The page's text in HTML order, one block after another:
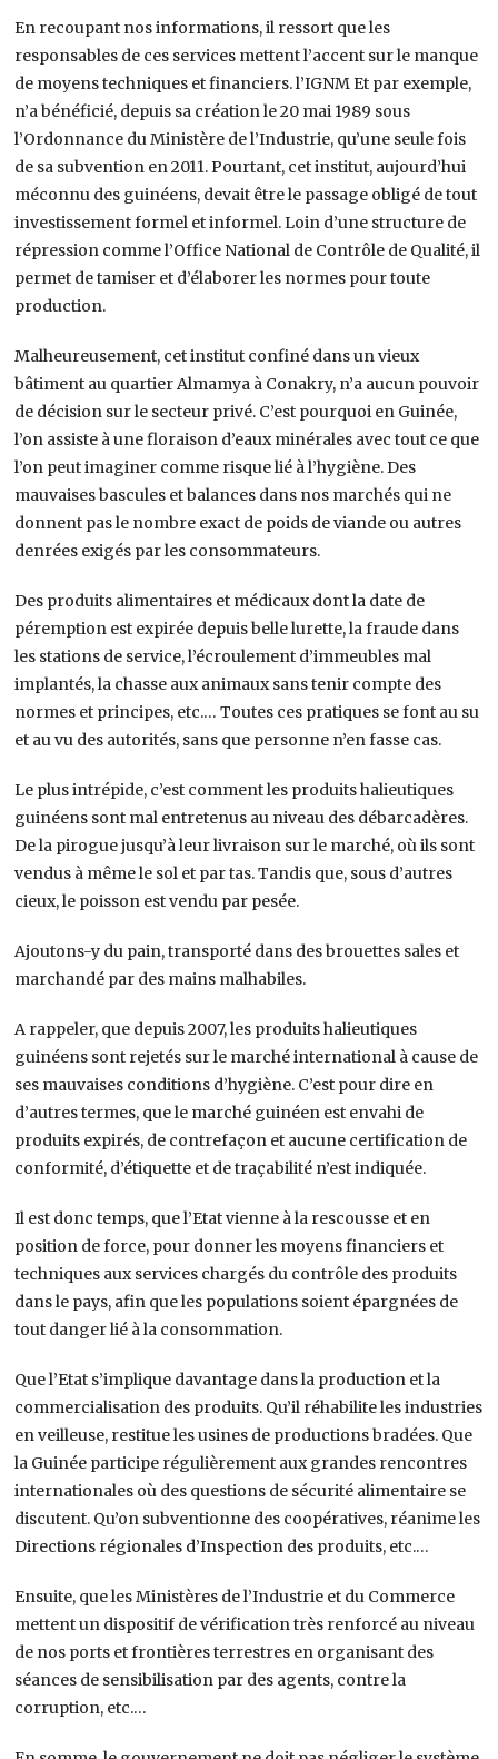
En recoupant nos informations, il ressort que les
responsables de ces services mettent l’accent sur le manque
de moyens techniques et financiers. l’IGNM Et par exemple,
n’a bénéficié, depuis sa création le 20 mai 1989 sous
l’Ordonnance du Ministère de l’Industrie, qu’une seule fois
de sa subvention en 2011. Pourtant, cet institut, aujourd’hui
méconnu des guinéens, devait être le passage obligé de tout
investissement formel et informel. Loin d’une structure de
répression comme l’Office National de Contrôle de Qualité, il
permet de tamiser et d’élaborer les normes pour toute
production.
Malheureusement, cet institut confiné dans un vieux
bâtiment au quartier Almamya à Conakry, n’a aucun pouvoir
de décision sur le secteur privé. C’est pourquoi en Guinée,
l’on assiste à une floraison d’eaux minérales avec tout ce que
l’on peut imaginer comme risque lié à l’hygiène. Des
mauvaises bascules et balances dans nos marchés qui ne
donnent pas le nombre exact de poids de viande ou autres
denrées exigés par les consommateurs.
Des produits alimentaires et médicaux dont la date de
péremption est expirée depuis belle lurette, la fraude dans
les stations de service, l’écroulement d’immeubles mal
implantés, la chasse aux animaux sans tenir compte des
normes et principes, etc.… Toutes ces pratiques se font au su
et au vu des autorités, sans que personne n’en fasse cas.
Le plus intrépide, c’est comment les produits halieutiques
guinéens sont mal entretenus au niveau des débarcadères.
De la pirogue jusqu’à leur livraison sur le marché, où ils sont
vendus à même le sol et par tas. Tandis que, sous d’autres
cieux, le poisson est vendu par pesée.
Ajoutons-y du pain, transporté dans des brouettes sales et
marchandé par des mains malhabiles.
A rappeler, que depuis 2007, les produits halieutiques
guinéens sont rejetés sur le marché international à cause de
ses mauvaises conditions d’hygiène. C’est pour dire en
d’autres termes, que le marché guinéen est envahi de
produits expirés, de contrefaçon et aucune certification de
conformité, d’étiquette et de traçabilité n’est indiquée.
Il est donc temps, que l’Etat vienne à la rescousse et en
position de force, pour donner les moyens financiers et
techniques aux services chargés du contrôle des produits
dans le pays, afin que les populations soient épargnées de
tout danger lié à la consommation.
Que l’Etat s’implique davantage dans la production et la
commercialisation des produits. Qu’il réhabilite les industries
en veilleuse, restitue les usines de productions bradées. Que
la Guinée participe régulièrement aux grandes rencontres
internationales où des questions de sécurité alimentaire se
discutent. Qu’on subventionne des coopératives, réanime les
Directions régionales d’Inspection des produits, etc.…
Ensuite, que les Ministères de l’Industrie et du Commerce
mettent un dispositif de vérification très renforcé au niveau
de nos ports et frontières terrestres en organisant des
séances de sensibilisation par des agents, contre la
corruption, etc.…